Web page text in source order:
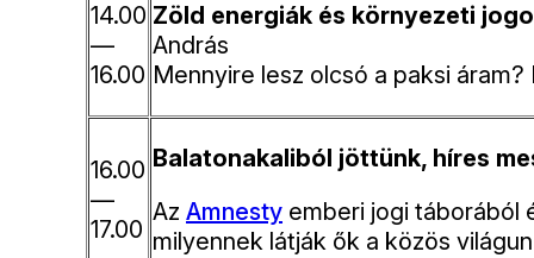
14.00
—
16.00
Zöld energiák és környezeti
András
Mennyire lesz olcsó a paksi
16.00
—
17.00
Balatonakaliból jöttünk, híres
Az Amnesty emberi jogi táborából
milyennek látják ők a közös